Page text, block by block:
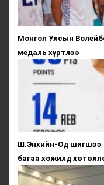
Монгол Улсын
медаль хүртлээ
Ш.Энхийн-Од шигшээ
багаа хожилд